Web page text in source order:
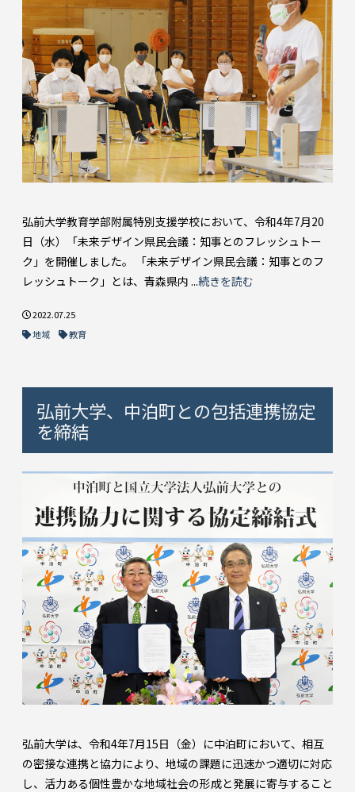
弘前大学教育学部附属特別支援学校において、令和4年7月20
日（水）「未来デザイン県民会議：知事とのフレッシュトー
ク」を開催しました。 「未来デザイン県民会議：知事とのフ
レッシュトーク」とは、青森県内 ...続きを読む
2022.07.25
地域
教育
弘前大学、中泊町との包括連携協定
を締結
弘前大学は、令和4年7月15日（金）に中泊町において、相互
の密接な連携と協力により、地域の課題に迅速かつ適切に対応
し、活力ある個性豊かな地域社会の形成と発展に寄与すること